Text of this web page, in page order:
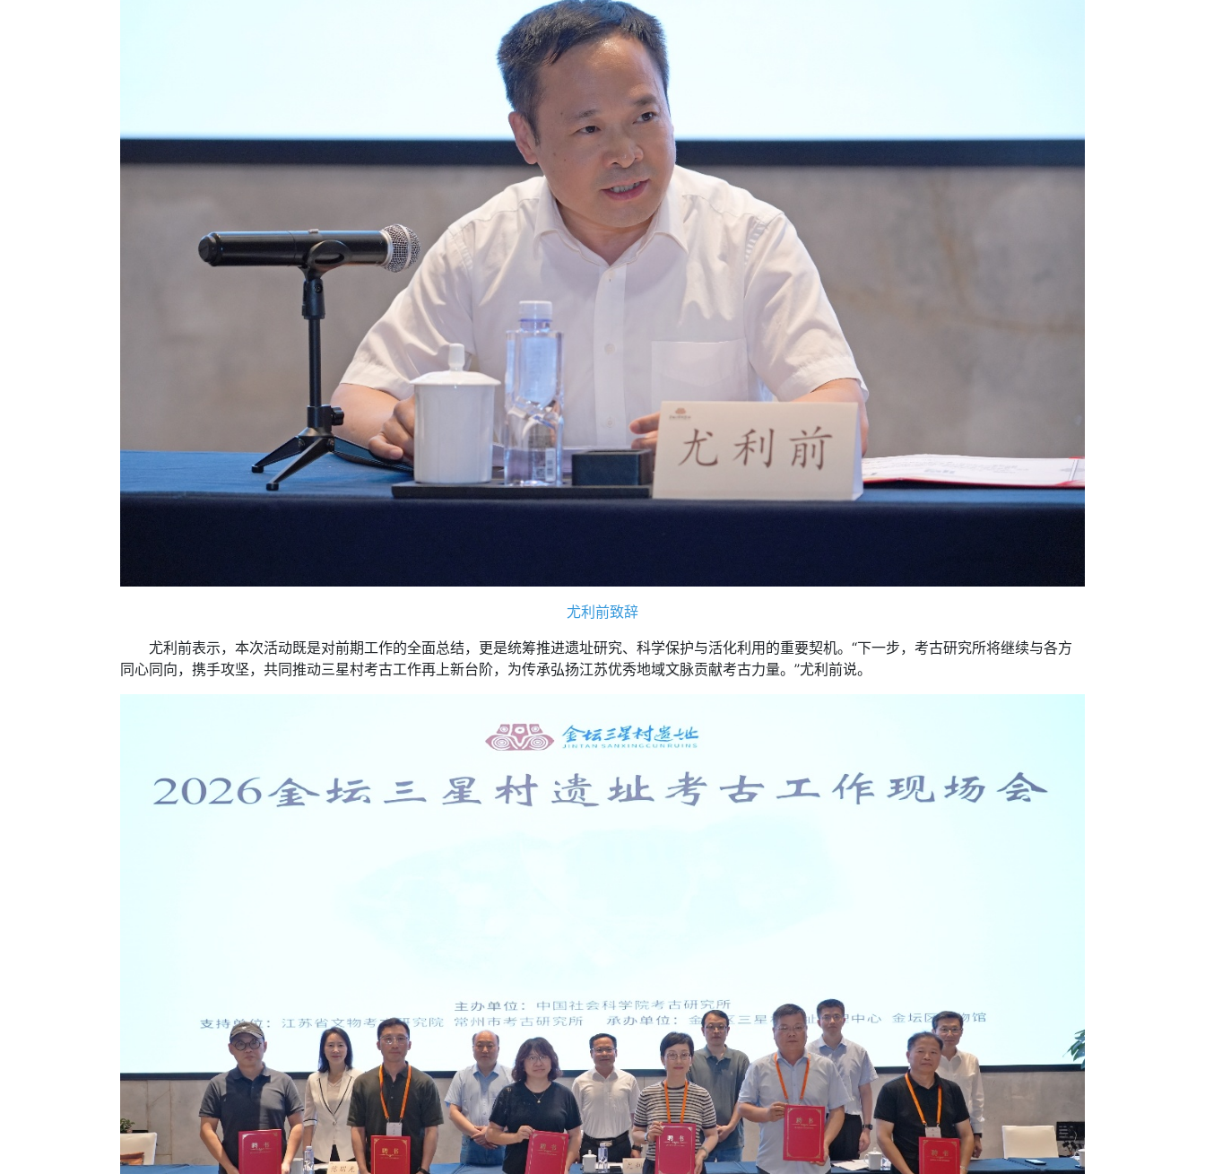
尤利前致辞
尤利前表示，本次活动既是对前期工作的全面总结，更是统筹推进遗址研究、科学保护与活化利用的重要契机。“下一步，考古研究所将继续与各方
同心同向，携手攻坚，共同推动三星村考古工作再上新台阶，为传承弘扬江苏优秀地域文脉贡献考古力量。”尤利前说。